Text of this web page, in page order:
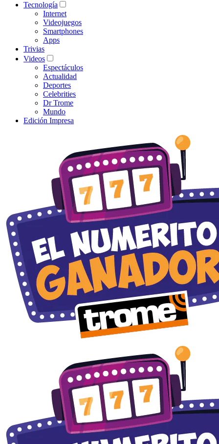
Tecnología
Internet
Videojuegos
Smartphones
Apps
Trivias
Videos
Espectáculos
Actualidad
Deportes
Celebrities
Dr Trome
Mundo
Edición Impresa